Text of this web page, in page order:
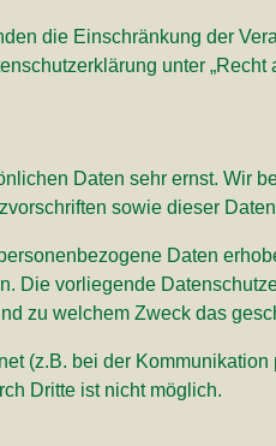
die Einschränkung der
unter „Recht
Daten sehr ernst. Wir
sowie dieser
Daten
Die vorliegende
zu welchem Zweck das
(z.B. bei der
Dritte ist nicht möglich.